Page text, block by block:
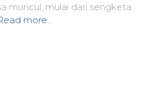
muncul, mulai dari sengketa
more…